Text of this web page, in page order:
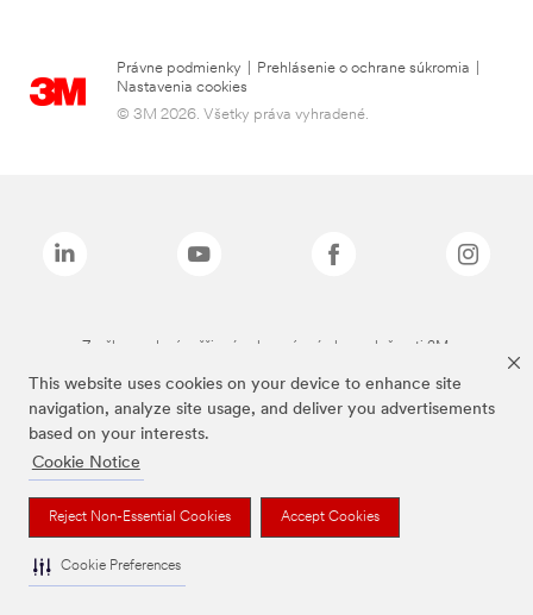
This website uses cookies on your device to enhance site
navigation, analyze site usage, and deliver you advertisements
based on your interests.
Cookie Notice
Reject Non-Essential Cookies Accept Cookies
Cookie Preferences
Právne podmienky Prehlásenie o ochrane súkromia
Nastavenia cookies
© 3M 2026. Všetky práva vyhradené.
Značky uvedené vyššie sú ochranné známky spoločnosti 3M.